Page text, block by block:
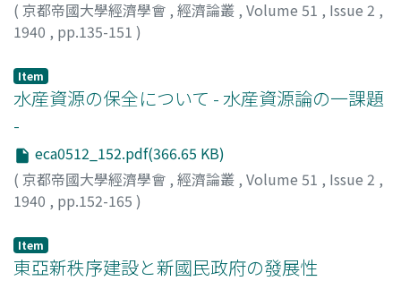
( 京都帝國大學經濟學會 , 經濟論叢 , Volume 51 , Issue 2 ,
1940 , pp.135-151 )
Item
水産資源の保全について - 水産資源論の一課題
-
eca0512_152.pdf(366.65 KB)
( 京都帝國大學經濟學會 , 經濟論叢 , Volume 51 , Issue 2 ,
1940 , pp.152-165 )
Item
東亞新秩序建設と新國民政府の發展性